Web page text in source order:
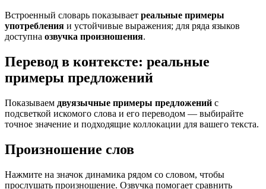
Встроенный словарь показывает реальные примеры
употребления и устойчивые выражения; для ряда языков
доступна озвучка произношения.
Перевод в контексте: реальные
примеры предложений
Показываем двуязычные примеры предложений с
подсветкой искомого слова и его переводом — выбирайте
точное значение и подходящие коллокации для вашего текста.
Произношение слов
Нажмите на значок динамика рядом со словом, чтобы
прослушать произношение. Озвучка помогает сравнить